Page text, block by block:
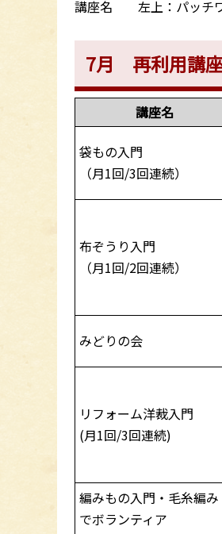
講座名 左上：パッチ
7月 再利用講
講座名
袋もの入門
（月1回/3回連続）
布ぞうり入門
（月1回/2回連続）
みどりの会
リフォーム洋裁入門
(月1回/3回連続)
編みもの入門・毛糸編み
でボランティア